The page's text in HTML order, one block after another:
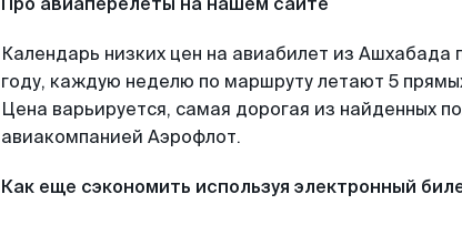
Календарь низких цен на авиабилет из Ашхабада
году, каждую неделю по маршруту летают 5
Цена варьируется, самая дорогая из найденных
авиакомпанией Аэрофлот.
Как еще сэкономить используя электронный